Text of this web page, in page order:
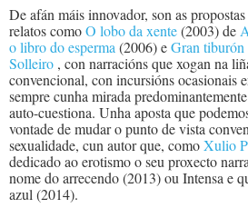
De afán máis innovador, son as
relatos comoO lobo da xente(2003) de
o libro do esperma (2006) eGran tiburón
Solleiro , con narracións que xogan na
convencional, con incursións ocasionais
sempre cunha mirada
auto-cuestiona. Unha aposta que
vontade de mudar o punto de vista
sexualidade, cun autor que, comoXulio
dedicado ao erotismo o seu proxecto
nome do arrecendo (2013) ou Intensa e
azul (2014).